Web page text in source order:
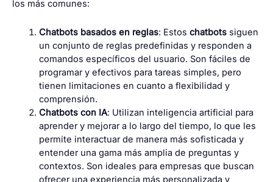
los más comunes:
Chatbots basados en reglas: Estos chatbotssiguen
un conjunto de reglas predefinidas y responden a
comandos específicos del usuario. Son fáciles de
programar y efectivos para tareas simples, pero
tienen limitaciones en cuanto a flexibilidad y
comprensión.
Chatbots con IA: Utilizan inteligencia artificial para
aprender y mejorar a lo largo del tiempo, lo que les
permite interactuar de manera más sofisticada y
entender una gama más amplia de preguntas y
contextos. Son ideales para empresas que buscan
ofrecer una experiencia más personalizada y